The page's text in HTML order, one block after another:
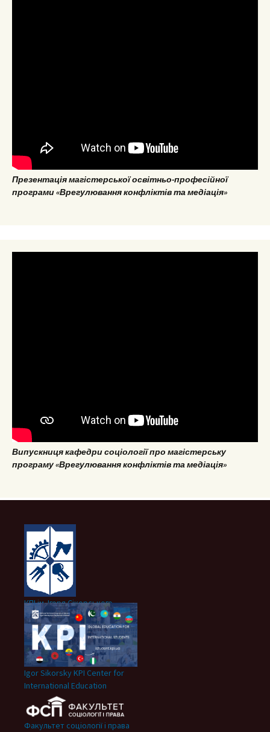
Презентація магістерської освітньо-професійної
програми «Врегулювання конфліктів та медіація»
Випускниця кафедри соціології про магістерську
програму «Врегулювання конфліктів та медіація»
КПІ ім. Ігоря Сікорського
Igor Sikorsky KPI Center for
International Education
Факультет соціології і права